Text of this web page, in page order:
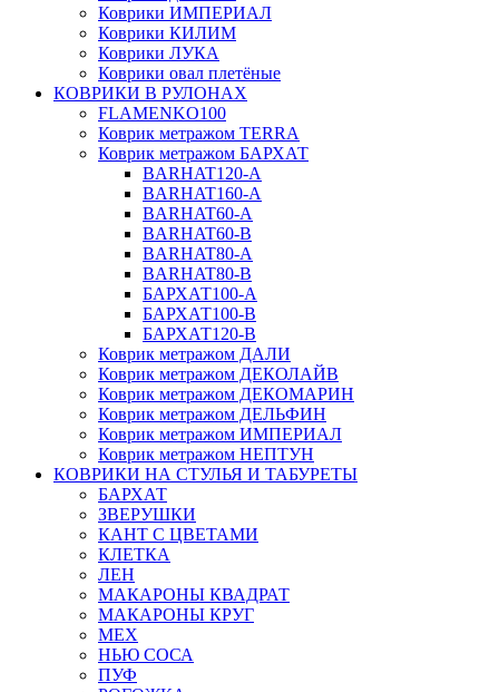
Коврики ИМПЕРИАЛ
Коврики КИЛИМ
Коврики ЛУКА
Коврики овал плетёные
КОВРИКИ В РУЛОНАХ
FLAMENKO100
Коврик метражом TERRA
Коврик метражом БАРХАТ
BARHAT120-A
BARHAT160-A
BARHAT60-A
BARHAT60-B
BARHAT80-A
BARHAT80-B
БАРХАТ100-A
БАРХАТ100-B
БАРХАТ120-B
Коврик метражом ДАЛИ
Коврик метражом ДЕКОЛАЙВ
Коврик метражом ДЕКОМАРИН
Коврик метражом ДЕЛЬФИН
Коврик метражом ИМПЕРИАЛ
Коврик метражом НЕПТУН
КОВРИКИ НА СТУЛЬЯ И ТАБУРЕТЫ
БАРХАТ
ЗВЕРУШКИ
КАНТ С ЦВЕТАМИ
КЛЕТКА
ЛЕН
МАКАРОНЫ КВАДРАТ
МАКАРОНЫ КРУГ
МЕХ
НЬЮ СОСА
ПУФ